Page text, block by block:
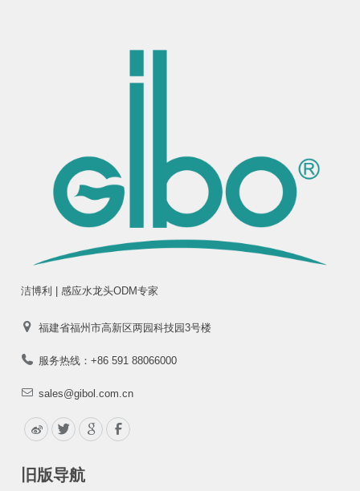
洁博利 | 感应水龙头ODM专家
福建省福州市高新区两园科技园3号楼
服务热线：+86 591 88066000
sales@gibol.com.cn
旧版导航